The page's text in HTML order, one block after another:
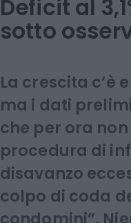
Deficit al
sotto
La crescita c’è
ma i dati
che per ora
procedura di
disavanzo
colpo di coda
condomini”.